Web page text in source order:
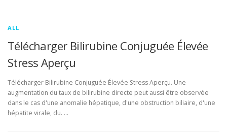
ALL
Télécharger Bilirubine Conjuguée Élevée
Stress Aperçu
Télécharger Bilirubine Conjuguée Élevée Stress Aperçu. Une
augmentation du taux de bilirubine directe peut aussi être observée
dans le cas d'une anomalie hépatique, d'une obstruction biliaire, d'une
hépatite virale, du. …